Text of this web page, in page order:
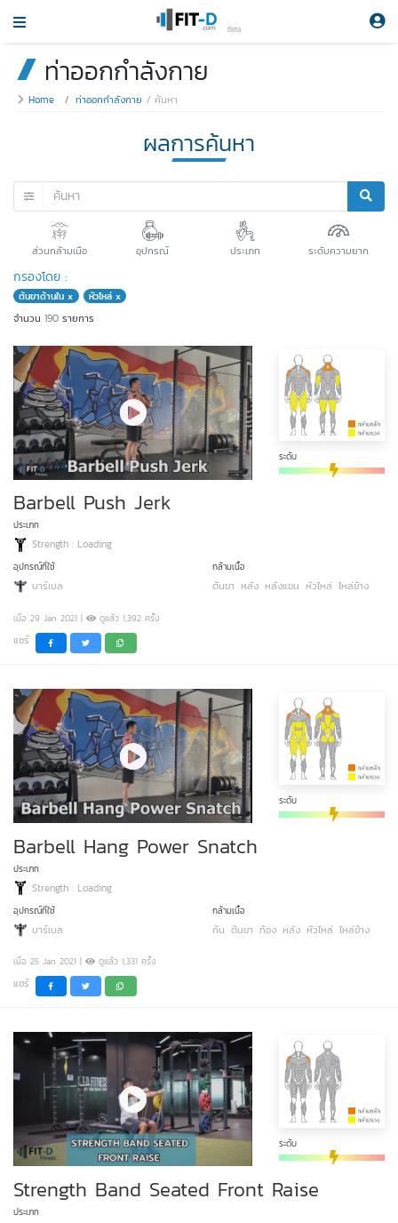
Beta
ท่าออกกำลังกาย
Home ท่าออกกำลังกาย ค้นหา
ผลการค้นหา
ส่วนกล้ามเนือ อุปกรณ์ ประเภท ระดับความยาก
กรองโดย :
ต้นขาด้านใน x
หัวไหล่ x
จำนวน 190 รายการ
ระดับ
Barbell Push Jerk
ประเภท
Strength : Loading
อุปกรณ์ที่ใช้
บาร์เบล
กล้ามเนื้อ
ต้นขา หลัง หลังแขน หัวไหล่ ไหล่ข้าง
เมื่อ 29 Jan 2021 | ดูแล้ว 1,392 ครั้ง
แชร์
ระดับ
Barbell Hang Power Snatch
ประเภท
Strength : Loading
อุปกรณ์ที่ใช้
บาร์เบล
กล้ามเนื้อ
ก้น ต้นขา ท้อง หลัง หัวไหล่ ไหล่ข้าง
เมื่อ 25 Jan 2021 | ดูแล้ว 1,331 ครั้ง
แชร์
ระดับ
Strength Band Seated Front Raise
ประเภท